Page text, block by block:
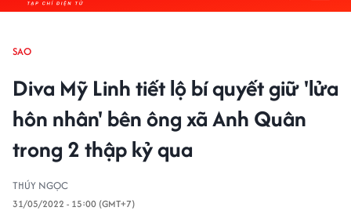
SAO
Diva Mỹ Linh tiết lộ bí quyết giữ 'lửa
hôn nhân' bên ông xã Anh Quân
trong 2 thập kỷ qua
THÚY NGỌC
31/05/2022 - 15:00 (GMT+7)